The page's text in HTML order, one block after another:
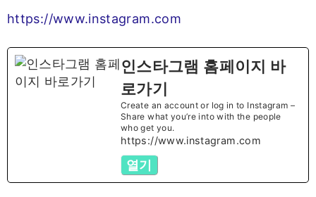
https://www.instagram.com
인스타그램 홈페이지 바
로가기
Create an account or log in to Instagram –
Share what you’re into with the people
who get you.
https://www.instagram.com
열기